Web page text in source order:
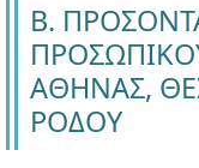
Β.
ΑΘΗΝΑΣ,
ΡΟΔΟΥ